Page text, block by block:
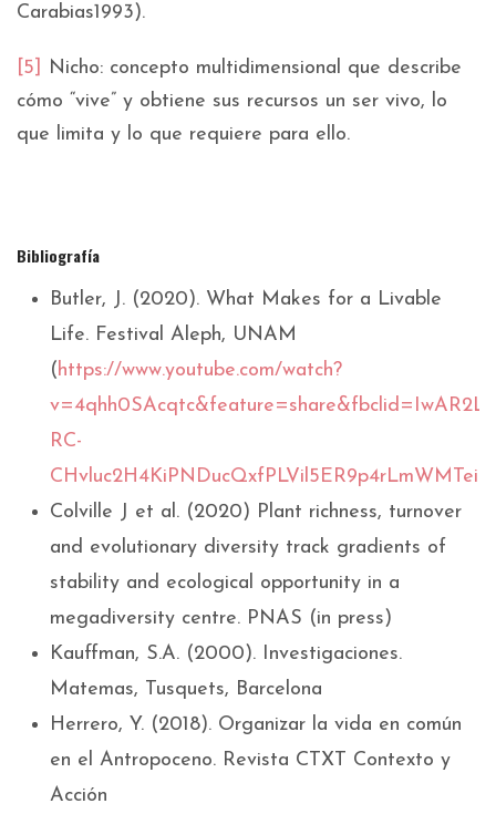
Carabias1993).
[5]
Nicho: concepto multidimensional que describe
cómo “vive” y obtiene sus recursos un ser vivo, lo
que limita y lo que requiere para ello.
Bibliografía
Butler, J. (2020). What Makes for a Livable
Life. Festival Aleph, UNAM
(https://www.youtube.com/watch?
RC-
Colville J et al. (2020) Plant richness, turnover
and evolutionary diversity track gradients of
stability and ecological opportunity in a
megadiversity centre. PNAS (in press)
Kauffman, S.A. (2000). Investigaciones.
Matemas, Tusquets, Barcelona
Herrero, Y. (2018). Organizar la vida en común
en el Antropoceno. Revista CTXT Contexto y
Acción